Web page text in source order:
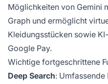
Möglichkeiten von Gemini
Graph und ermöglicht
Kleidungsstücken sowie
Google Pay.
Wichtige fortgeschrittene
Deep Search: Umfassende